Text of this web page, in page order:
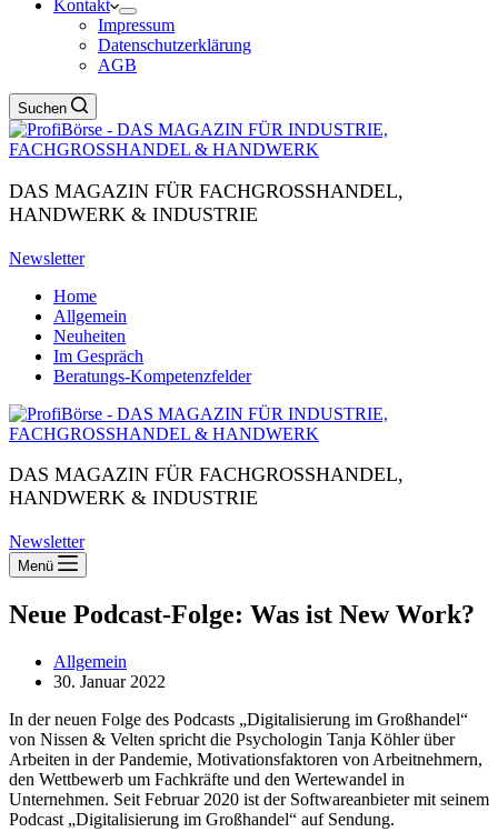
Kontakt
Impressum
Datenschutzerklärung
AGB
Suchen
DAS MAGAZIN FÜR FACHGROSSHANDEL,
HANDWERK & INDUSTRIE
Newsletter
Home
Allgemein
Neuheiten
Im Gespräch
Beratungs-Kompetenzfelder
DAS MAGAZIN FÜR FACHGROSSHANDEL,
HANDWERK & INDUSTRIE
Newsletter
Menü
Neue Podcast-Folge: Was ist New Work?
Allgemein
30. Januar 2022
In der neuen Folge des Podcasts „Digitalisierung im Großhandel“
von Nissen & Velten spricht die Psychologin Tanja Köhler über
Arbeiten in der Pandemie, Motivationsfaktoren von Arbeitnehmern,
den Wettbewerb um Fachkräfte und den Wertewandel in
Unternehmen. Seit Februar 2020 ist der Softwareanbieter mit seinem
Podcast „Digitalisierung im Großhandel“ auf Sendung.